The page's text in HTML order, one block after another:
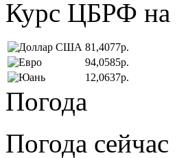
Курс ЦБРФ на
81,4077р.
94,0585р.
12,0637р.
Погода
Погода сейчас